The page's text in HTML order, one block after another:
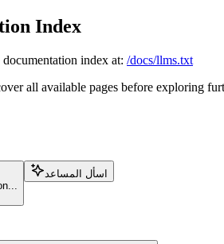
Index
index at: /docs/llms.txt
all available pages before exploring
اسأل المساعد